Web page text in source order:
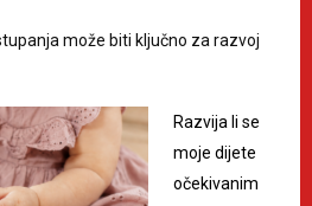
može biti ključno za razvoj
Razvija li se
moje dijete
očekivanim